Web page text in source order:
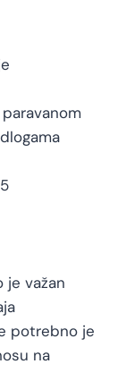
je važan
potrebno je
na